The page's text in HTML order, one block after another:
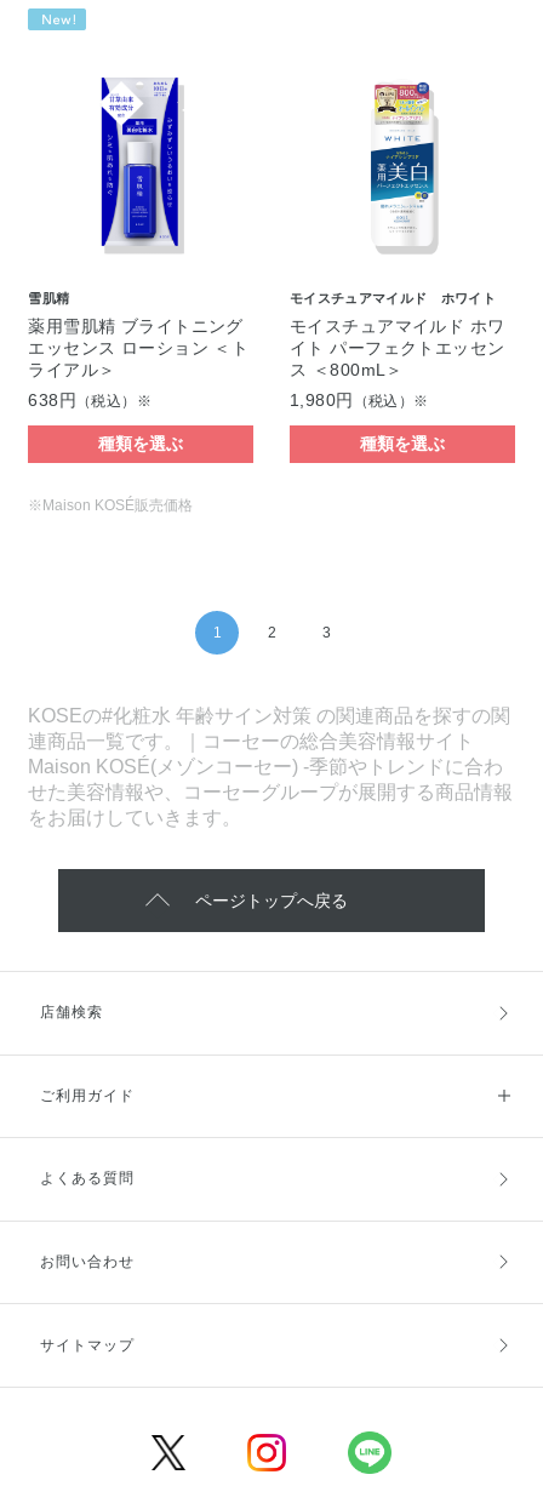
雪肌精
薬用雪肌精 ブライトニング
エッセンス ローション ＜ト
ライアル＞
638円 （税込）※
種類を選ぶ
モイスチュアマイルド ホワイト
モイスチュアマイルド ホワ
イト パーフェクトエッセン
ス ＜800mL＞
1,980円
（税込）※
種類を選ぶ
※Maison KOSÉ販売価格
1 2 3
KOSEの#化粧水 年齢サイン対策 の関連商品を探すの関
連商品一覧です。｜コーセーの総合美容情報サイト
Maison KOSÉ(メゾンコーセー) -季節やトレンドに合わ
せた美容情報や、コーセーグループが展開する商品情報
をお届けしていきます。
ページトップへ戻る
店舗検索
ご利用ガイド
ご利用ガイドトップ
お支払方法
キャンセル・返品・交換
よくある質問
お問い合わせ
サイトマップ